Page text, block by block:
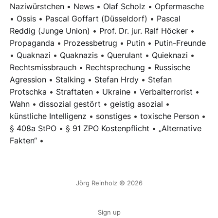
Naziwürstchen • News • Olaf Scholz • Opfermasche
• Ossis • Pascal Goffart (Düsseldorf) • Pascal
Reddig (Junge Union) • Prof. Dr. jur. Ralf Höcker •
Propaganda • Prozessbetrug • Putin • Putin-Freunde
• Quaknazi • Quaknazis • Querulant • Quieknazi •
Rechtsmissbrauch • Rechtsprechung • Russische
Agression • Stalking • Stefan Hrdy • Stefan
Protschka • Straftaten • Ukraine • Verbalterrorist •
Wahn • dissozial gestört • geistig asozial •
künstliche Intelligenz • sonstiges • toxische Person •
§ 408a StPO • § 91 ZPO Kostenpflicht • „Alternative
Fakten“ •
Jörg Reinholz © 2026
Sign up